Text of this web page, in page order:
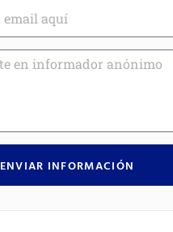
ENVIAR INFORMACIÓN